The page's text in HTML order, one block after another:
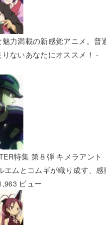
力満載の新感覚アニメ。普
ないあなたにオススメ！ -
特集 第８弾 キメラアント
エムとコムギが織り成す、感
ビュー